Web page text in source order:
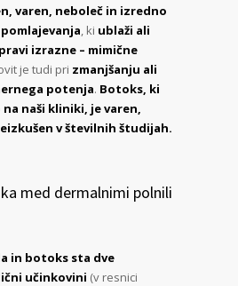
varen, neboleč in izredno
, ki ublaži ali
izrazne – mimične
je tudi pri zmanjšanju ali
potenja. Botoks, ki
naši kliniki, je varen,
v številnih študijah.
med dermalnimi polnili
in botoks sta dve
učinkovini (v resnici